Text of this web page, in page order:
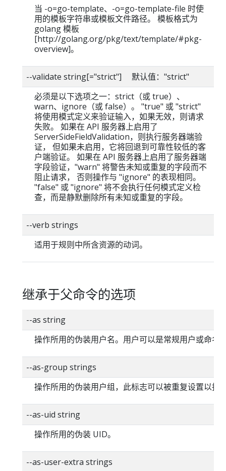
当 -o=go-template、-o=go-template-file 时使
用的模板字符串或模板文件路径。 模板格式为
golang 模板
[http://golang.org/pkg/text/template/#pkg-
overview]。
--validate string[="strict"] 默认值："strict"
必须是以下选项之一：strict（或 true）、
warn、ignore（或 false）。 "true" 或 "strict"
将使用模式定义来验证输入，如果无效，则请求
失败。 如果在 API 服务器上启用了
ServerSideFieldValidation，则执行服务器端验
证， 但如果未启用，它将回退到可靠性较低的客
户端验证。 如果在 API 服务器上启用了服务器端
字段验证，"warn" 将警告未知或重复的字段而不
阻止请求， 否则操作与 "ignore" 的表现相同。
"false" 或 "ignore" 将不会执行任何模式定义检
查，而是静默删除所有未知或重复的字段。
--verb strings
适用于规则中所含资源的动词。
继承于父命令的选项
--as string
操作所用的伪装用户名。用户可以是常规用户或命名
--as-group strings
操作所用的伪装用户组，此标志可以被重复设置以指
--as-uid string
操作所用的伪装 UID。
--as-user-extra strings